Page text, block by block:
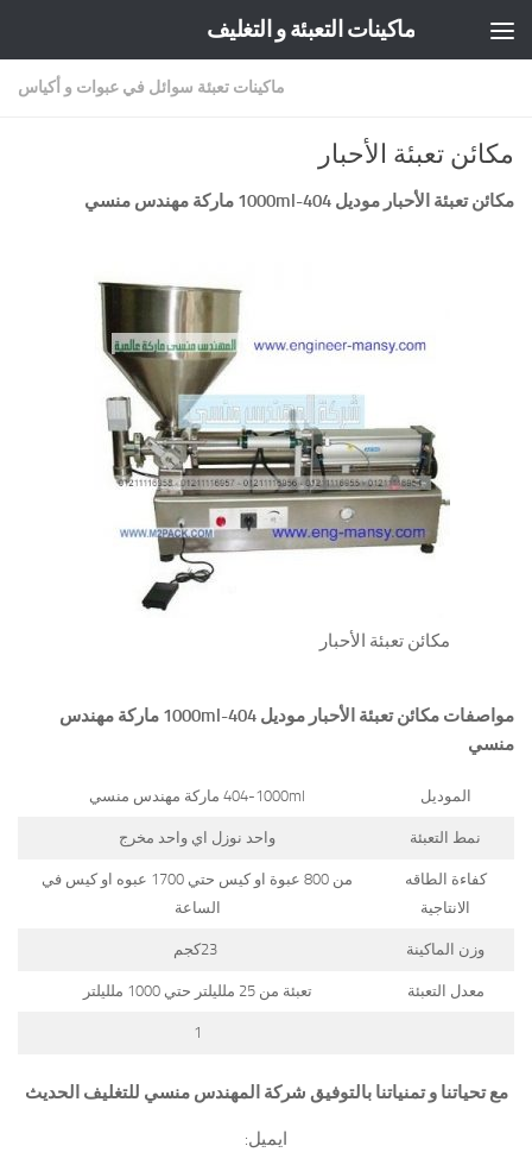
ماكينات التعبئة و التغليف
ماكينات تعبئة سوائل في عبوات و أكياس
مكائن تعبئة الأحبار
مكائن تعبئة الأحبار موديل ماركة مهندس منسي
مكائن تعبئة الأحبار
مواصفات مكائن تعبئة الأحبار موديل 404-1000ml
ماركة مهندس
منسي
الموديل 404-1000ml ماركة مهندس منسي
نمط التعبئة واحد نوزل اي واحد مخرج
كفاءة الطاقه
الانتاجية
من 800 عبوة او كيس حتي 1700 عبوه او كيس في
الساعة
وزن الماكينة
معدل التعبئة تعبئة من 25 ملليلتر حتي 1000 ملليلتر
1
مع تحياتنا و تمنياتنا بالتوفيق شركة المهندس منسي للتغليف الحديث
ايميل: